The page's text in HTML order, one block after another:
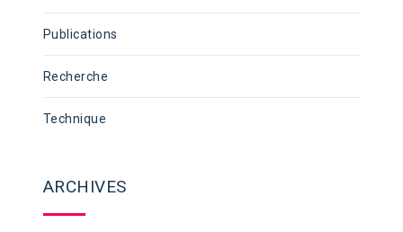
Publications
Recherche
Technique
ARCHIVES